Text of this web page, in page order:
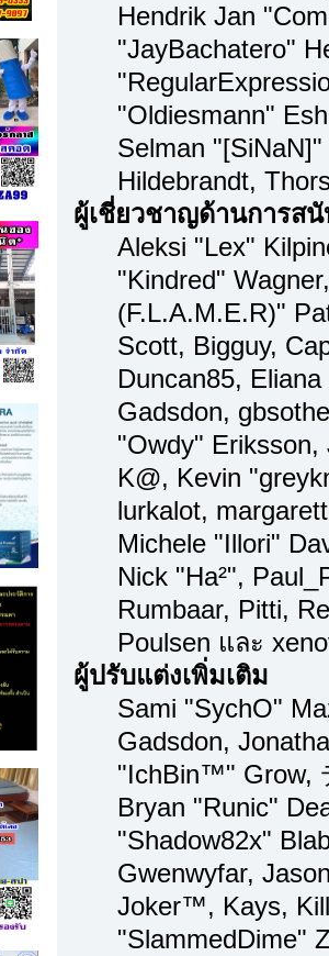
Hendrik Jan
"JayBachatero"
"Oldiesmann"
Selman
Hildebrandt,
ผู้เชี่ยวชาญด้านการส
Aleksi "Lex"
"Kindred"
(F.L.A.M.E.R)"
Scott, Bigguy,
Duncan85,
Gadsdon,
"Owdy"
K@, Kevin
lurkalot,
Michele "Illori"
Nick "Ha²",
Rumbaar, Pitti,
Poulsen และ
ผู้ปรับแต่งเพิ่มเติม
Sami "SychO"
Gadsdon,
"IchBin™" Grow,
Bryan "Runic"
"Shadow82x"
Gwenwyfar,
Joker™, Kays,
"SlammedDime"